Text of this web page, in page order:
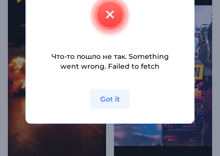
Что-то пошло не так. Something
went wrong. Failed to fetch
Got it